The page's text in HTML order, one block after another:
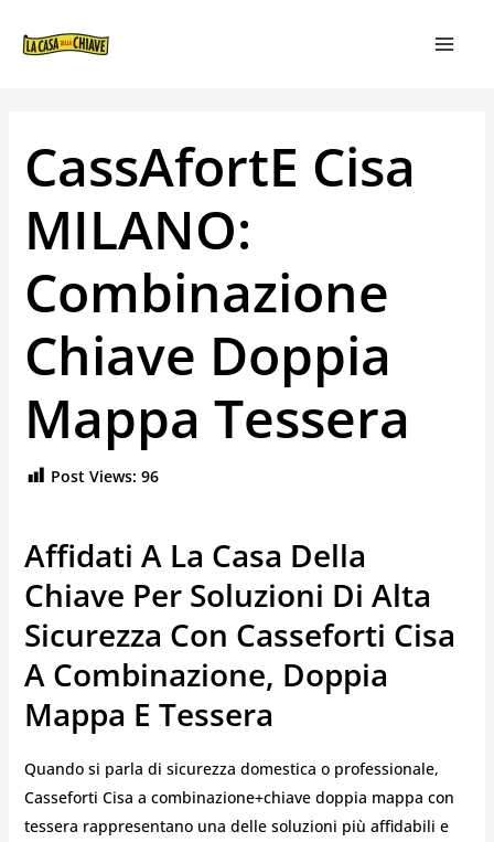
CassAfortE Cisa
MILANO:
Combinazione
Chiave Doppia
Mappa Tessera
Post Views: 96
Affidati A La Casa Della
Chiave Per Soluzioni Di Alta
Sicurezza Con Casseforti Cisa
A Combinazione, Doppia
Mappa E Tessera
Quando si parla di sicurezza domestica o professionale,
Casseforti Cisa a combinazione+chiave doppia mappa con
tessera rappresentano una delle soluzioni più affidabili e
ARTICOLI